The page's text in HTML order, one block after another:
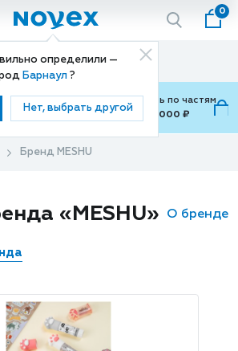
определили —
Барнаул ?
Нет, выбрать другой
0
Способ доставки
Доставка
с Подели
Можно оплатить по частям
от 700 ₽ до 15,000 ₽
Бренд MESHU
«MESHU» О бренде